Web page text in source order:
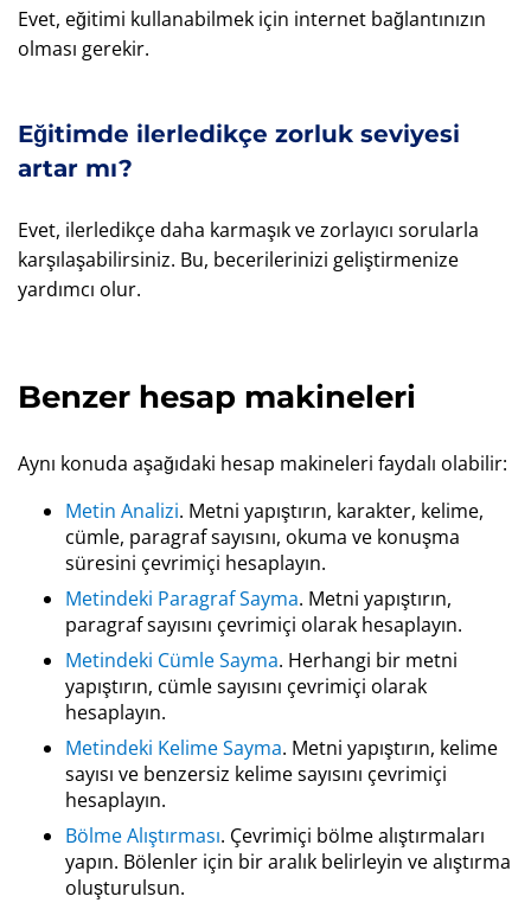
Evet, eğitimi kullanabilmek için internet bağlantınızın
olması gerekir.
Eğitimde ilerledikçe zorluk seviyesi
artar mı?
Evet, ilerledikçe daha karmaşık ve zorlayıcı sorularla
karşılaşabilirsiniz. Bu, becerilerinizi geliştirmenize
yardımcı olur.
Benzer hesap makineleri
Aynı konuda aşağıdaki hesap makineleri faydalı olabilir:
Metin Analizi. Metni yapıştırın, karakter, kelime,
cümle, paragraf sayısını, okuma ve konuşma
süresini çevrimiçi hesaplayın.
Metindeki Paragraf Sayma. Metni yapıştırın,
paragraf sayısını çevrimiçi olarak hesaplayın.
Metindeki Cümle Sayma. Herhangi bir metni
yapıştırın, cümle sayısını çevrimiçi olarak
hesaplayın.
Metindeki Kelime Sayma. Metni yapıştırın, kelime
sayısı ve benzersiz kelime sayısını çevrimiçi
hesaplayın.
Bölme Alıştırması. Çevrimiçi bölme alıştırmaları
yapın. Bölenler için bir aralık belirleyin ve alıştırma
oluşturulsun.